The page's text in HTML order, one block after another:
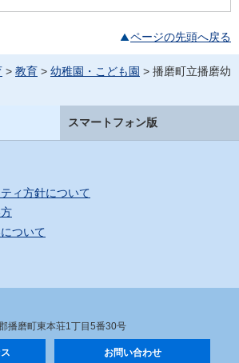
ページの先頭へ戻る
> 教育 > 幼稚園・こども園 > 播磨町立播磨幼
スマートフォン版
ィ方針について
ついて
播磨町東本荘1丁目5番30号
お問い合わせ